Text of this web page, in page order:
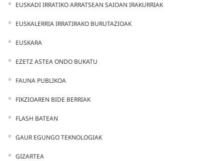
EUSKADI IRRATIKO ARRATSEAN SAIOAN IRAKURRIAK
EUSKALERRIA IRRATIRAKO BURUTAZIOAK
EUSKARA
EZETZ ASTEA ONDO BUKATU
FAUNA PUBLIKOA
FIKZIOAREN BIDE BERRIAK
FLASH BATEAN
GAUR EGUNGO TEKNOLOGIAK
GIZARTEA